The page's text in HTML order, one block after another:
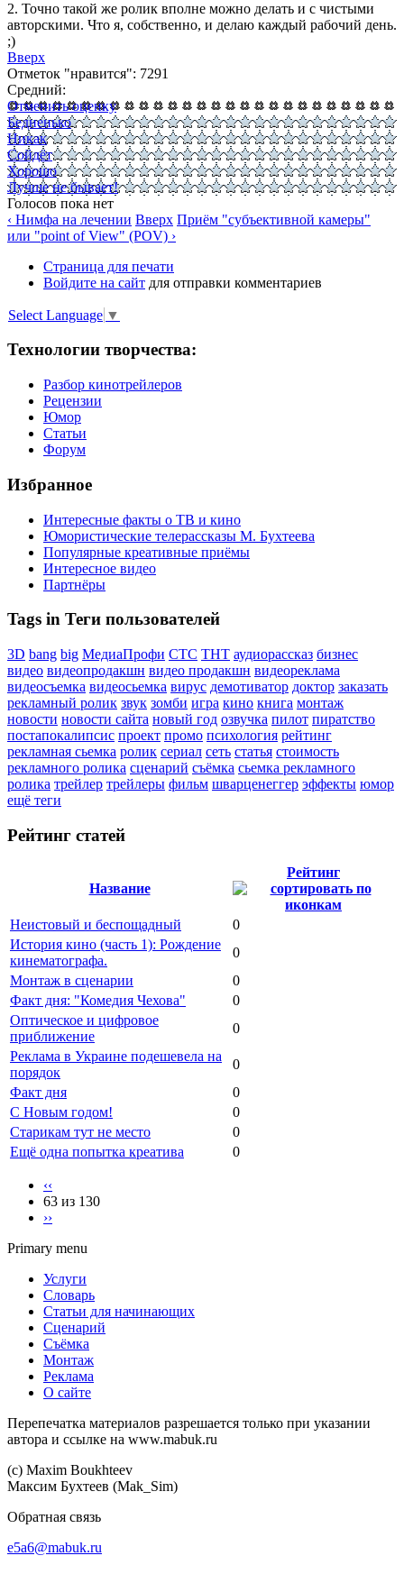
2. Точно такой же ролик вполне можно делать и с чистыми
авторскими. Что я, собственно, и делаю каждый рабочий день.
;)
Вверх
Отметок "нравится": 7291
Средний:
Отменить оценку
Бедненько
Никак
Сойдёт
Хорошо
Лучше не бывает!
Голосов пока нет
‹ Нимфа на лечении Вверх Приём "субъективной камеры"
или "point of View" (POV) ›
Страница для печати
Войдите на сайт для отправки комментариев
Select Language ▼
Технологии творчества:
Разбор кинотрейлеров
Рецензии
Юмор
Статьи
Форум
Избранное
Интересные факты о ТВ и кино
Юмористические телерассказы М. Бухтеева
Популярные креативные приёмы
Интересное видео
Партнёры
Tags in Теги пользователей
3D bang big МедиаПрофи СТС ТНТ аудиорассказ бизнес
видео видеопродакшн видео продакшн видеореклама
видеосъемка видеосьемка вирус демотиватор доктор заказать
рекламный ролик звук зомби игра кино книга монтаж
новости новости сайта новый год озвучка пилот пиратство
постапокалипсис проект промо психология рейтинг
рекламная сьемка ролик сериал сеть статья стоимость
рекламного ролика сценарий съёмка сьемка рекламного
ролика трейлер трейлеры фильм шварценеггер эффекты юмор
ещё теги
Рейтинг статей
Название
Рейтинг
Неистовый и беспощадный
0
История кино (часть 1): Рождение
кинематографа.
0
Монтаж в сценарии
0
Факт дня: "Комедия Чехова"
0
Оптическое и цифровое
приближение
0
Реклама в Украине подешевела на
порядок
0
Факт дня
0
С Новым годом!
0
Старикам тут не место
0
Ещё одна попытка креатива
0
‹‹
63 из 130
››
Primary menu
Услуги
Словарь
Статьи для начинающих
Сценарий
Съёмка
Монтаж
Реклама
О сайте
Перепечатка материалов разрешается только при указании
автора и ссылке на www.mabuk.ru
(c) Maхim Boukhteev
Максим Бухтеев (Mak_Sim)
Обратная связь
e5a6@mabuk.ru